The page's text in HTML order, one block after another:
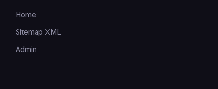
Home
Sitemap XML
Admin